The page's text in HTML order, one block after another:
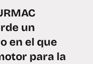
un
en el que
para la